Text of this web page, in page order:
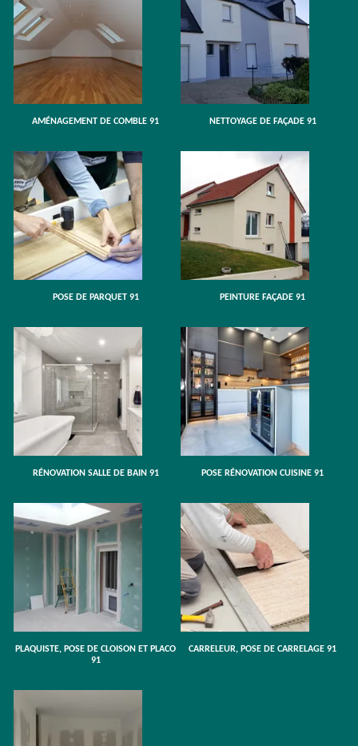
AMÉNAGEMENT DE COMBLE 91 NETTOYAGE DE FAÇADE 91
POSE DE PARQUET 91 PEINTURE FAÇADE 91
RÉNOVATION SALLE DE BAIN 91 POSE RÉNOVATION CUISINE 91
PLAQUISTE, POSE DE CLOISON ET PLACO
91
CARRELEUR, POSE DE CARRELAGE 91